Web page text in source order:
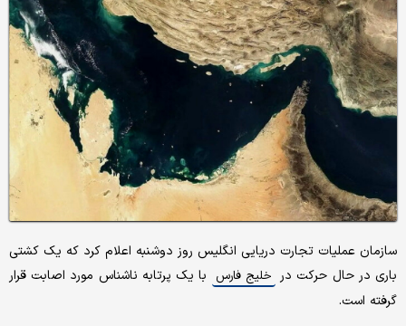
سازمان عملیات تجارت دریایی انگلیس روز دوشنبه اعلام کرد که یک کشتی
باری در حال حرکت در خلیج فارس با یک پرتابه ناشناس مورد اصابت قرار
گرفته است.